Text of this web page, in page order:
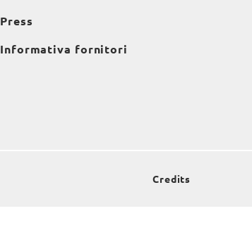
Press
Informativa fornitori
Credits